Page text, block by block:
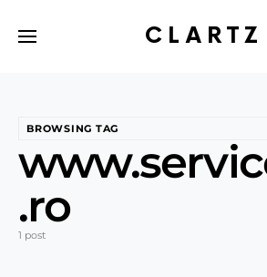
CLARTZ
BROWSING TAG
.ro
1 post